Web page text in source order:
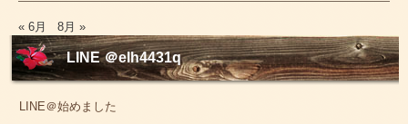
« 6月 8月 »
LINE ＠elh4431q
LINE＠始めました